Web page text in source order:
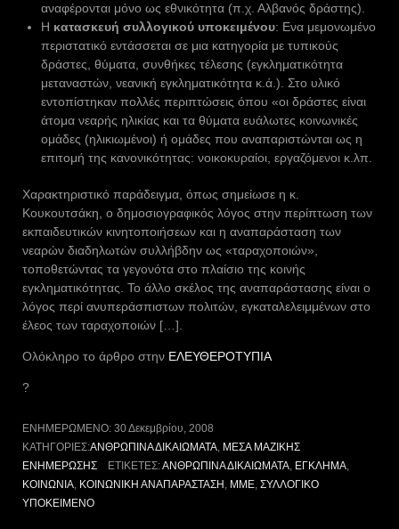
αναφέρονται μόνο ως εθνικότητα (π.χ. Αλβανός δράστης).
Η κατασκευή συλλογικού υποκειμένου: Ενα μεμονωμένο
περιστατικό εντάσσεται σε μια κατηγορία με τυπικούς
δράστες, θύματα, συνθήκες τέλεσης (εγκληματικότητα
μεταναστών, νεανική εγκληματικότητα κ.ά.). Στο υλικό
εντοπίστηκαν πολλές περιπτώσεις όπου «οι δράστες είναι
άτομα νεαρής ηλικίας και τα θύματα ευάλωτες κοινωνικές
ομάδες (ηλικιωμένοι) ή ομάδες που αναπαριστώνται ως η
επιτομή της κανονικότητας: νοικοκυραίοι, εργαζόμενοι κ.λπ.
Χαρακτηριστικό παράδειγμα, όπως σημείωσε η κ.
Κουκουτσάκη, ο δημοσιογραφικός λόγος στην περίπτωση των
εκπαιδευτικών κινητοποιήσεων και η αναπαράσταση των
νεαρών διαδηλωτών συλλήβδην ως «ταραχοποιών»,
τοποθετώντας τα γεγονότα στο πλαίσιο της κοινής
εγκληματικότητας. Το άλλο σκέλος της αναπαράστασης είναι ο
λόγος περί ανυπεράσπιστων πολιτών, εγκαταλελειμμένων στο
έλεος των ταραχοποιών […].
Ολόκληρο το άρθρο στην ΕΛΕΥΘΕΡΟΤΥΠΙΑ
?
ΕΝΗΜΕΡΩΜΈΝΟ: 30 Δεκεμβρίου, 2008
ΚΑΤΗΓΟΡΊΕΣ:ΑΝΘΡΏΠΙΝΑ ΔΙΚΑΙΏΜΑΤΑ, ΜΈΣΑ ΜΑΖΙΚΉΣ
ΕΝΗΜΈΡΩΣΗΣ
ΕΤΙΚΈΤΕΣ:ΑΝΘΡΏΠΙΝΑ ΔΙΚΑΙΏΜΑΤΑ, ΈΓΚΛΗΜΑ,
ΚΟΙΝΩΝΊΑ, ΚΟΙΝΩΝΙΚΉ ΑΝΑΠΑΡΆΣΤΑΣΗ , ΜΜΕ, ΣΥΛΛΟΓΙΚΌ
ΥΠΟΚΕΊΜΕΝΟ